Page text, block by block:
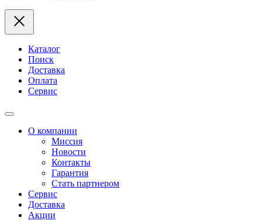
Каталог
Поиск
Доставка
Оплата
Сервис
О компании
Миссия
Новости
Контакты
Гарантия
Стать партнером
Сервис
Доставка
Акции